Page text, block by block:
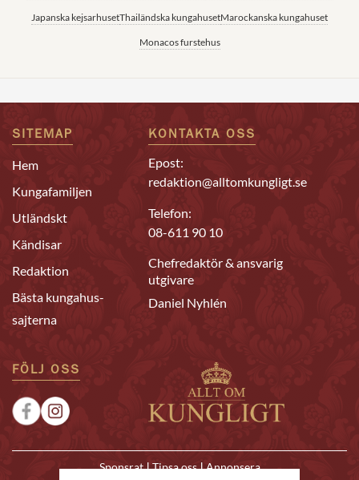
Japanska kejsarhusetThailändska kungahusetMarockanska kungahuset
Monacos furstehus
SITEMAP
Hem
Kungafamiljen
Utländskt
Kändisar
Redaktion
Bästa kungahus-
sajterna
KONTAKTA OSS
Epost:
redaktion@alltomkungligt.se
Telefon:
08-611 90 10
Chefredaktör & ansvarig
utgivare
Daniel Nyhlén
FÖLJ OSS
Sponsrat|Tipsa oss|Annonsera